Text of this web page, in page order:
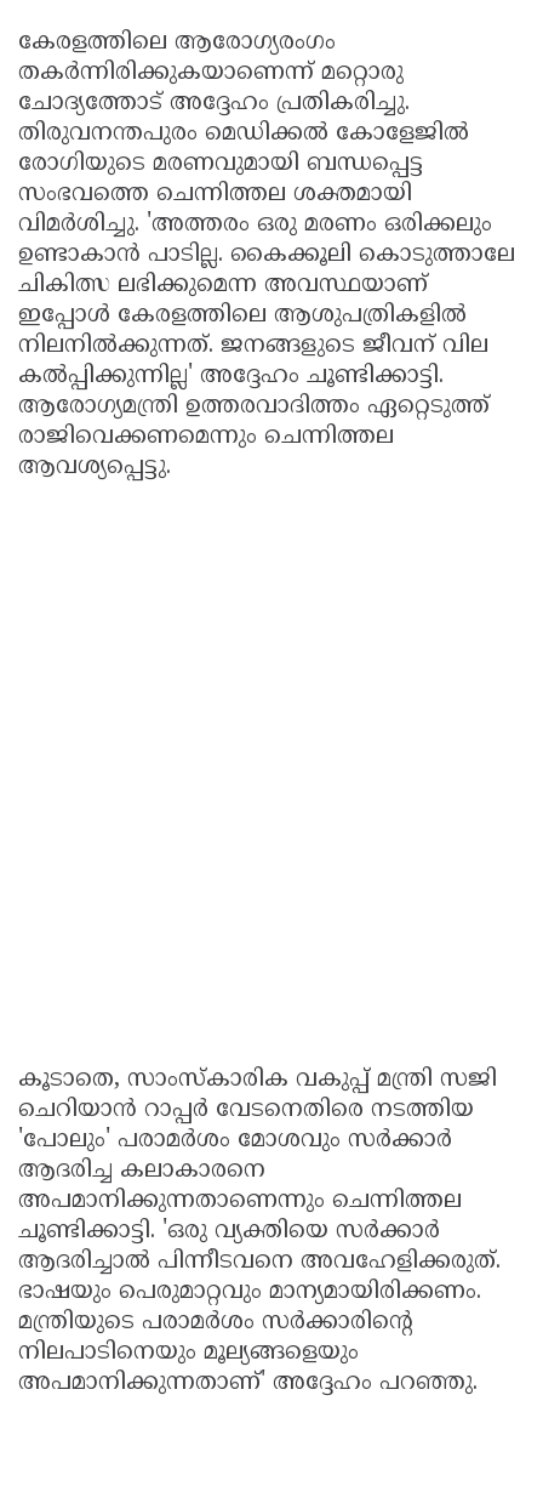
കേരളത്തിലെ ആരോഗ്യരംഗം
തകർന്നിരിക്കുകയാണെന്ന്‌ മറ്റൊരു
ചോദ്യത്തോട്‌ അദ്ദേഹം പ്രതികരിച്ചു.
തിരുവനന്തപുരം മെഡിക്കൽ കോളേജിൽ
രോഗിയുടെ മരണവുമായി ബന്ധപ്പെട്ട
സംഭവത്തെ ചെന്നിത്തല ശക്തമായി
വിമർശിച്ചു. 'അത്തരം ഒരു മരണം ഒരിക്കലും
ഉണ്ടാകാൻ പാടില്ല. കൈക്കൂലി കൊടുത്താലേ
ചികിത്സ ലഭിക്കുമെന്ന അവസ്ഥയാണ്‌
ഇപ്പോൾ കേരളത്തിലെ ആശുപത്രികളിൽ
നിലനിൽക്കുന്നത്‌. ജനങ്ങളുടെ ജീവന്‌ വില
കൽപ്പിക്കുന്നില്ല' അദ്ദേഹം ചൂണ്ടിക്കാട്ടി.
ആരോഗ്യമന്ത്രി ഉത്തരവാദിത്തം ഏറ്റെടുത്ത്‌
രാജിവെക്കണമെന്നും ചെന്നിത്തല
ആവശ്യപ്പെട്ടു.
കൂടാതെ, സാംസ്കാരിക വകുപ്പ്‌ മന്ത്രി സജി
ചെറിയാൻ റാപ്പർ വേടനെതിരെ നടത്തിയ
'പോലും' പരാമർശം മോശവും സർക്കാർ
ആദരിച്ച കലാകാരനെ
അപമാനിക്കുന്നതാണെന്നും ചെന്നിത്തല
ചൂണ്ടിക്കാട്ടി. 'ഒരു വ്യക്തിയെ സർക്കാർ
ആദരിച്ചാൽ പിന്നീടവനെ അവഹേളിക്കരുത്‌.
ഭാഷയും പെരുമാറ്റവും മാന്യമായിരിക്കണം.
മന്ത്രിയുടെ പരാമർശം സർക്കാരിന്റെ
നിലപാടിനെയും മൂല്യങ്ങളെയും
അപമാനിക്കുന്നതാണ്‌' അദ്ദേഹം പറഞ്ഞു.